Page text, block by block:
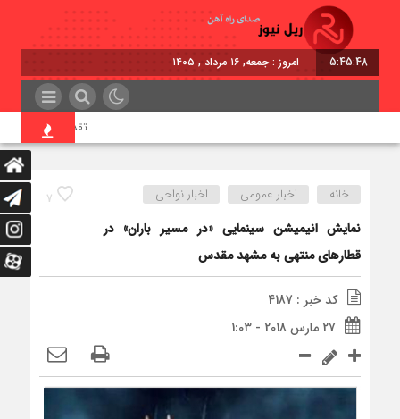
5:45:48 امروز : جمعه, ۱۶ مرداد , ۱۴۰۵
تقدیر معاون اول
7 خانه اخبار عمومی اخبار نواحی
نمایش انیمیشن سینمایی «در مسیر باران» در
قطارهای منتهی به مشهد مقدس
کد خبر : 4187
27 مارس 2018 - 1:03